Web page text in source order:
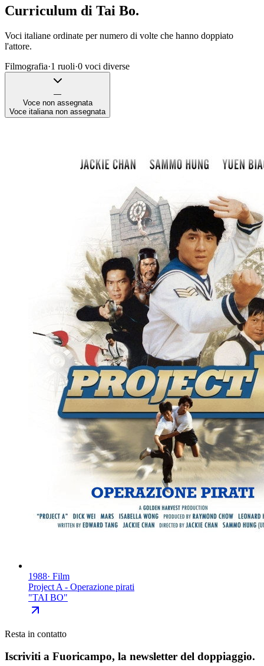
Curriculum di Tai Bo.
Voci italiane ordinate per numero di volte che hanno doppiato
l'attore.
Filmografia·1 ruoli·0 voci diverse
—
Voce non assegnata
Voce italiana non assegnata
1988· Film
Project A - Operazione pirati
"TAI BO"
Resta in contatto
Iscriviti a Fuoricampo, la newsletter del doppiaggio.